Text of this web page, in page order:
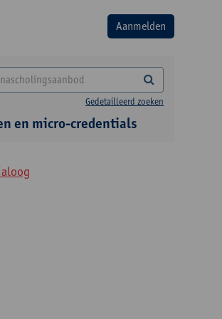
Gedetailleerd zoeken
en micro-credentials